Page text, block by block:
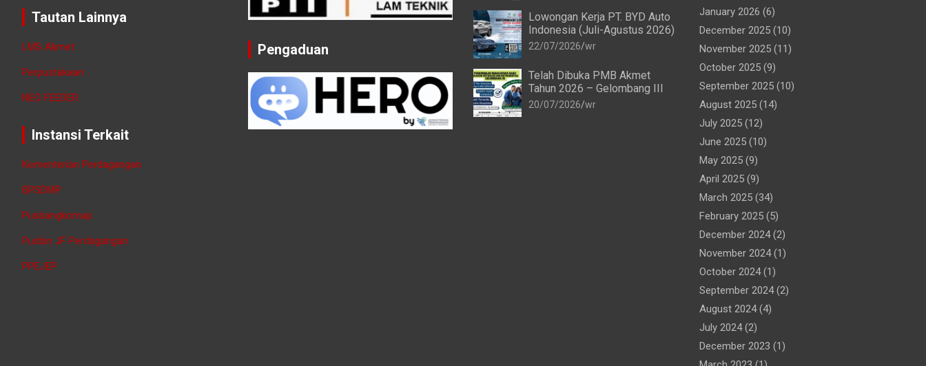
Tautan Lainnya
LMS Akmet
Perpustakaan
NEO FEEDER
Instansi Terkait
Kementerian Perdagangan
BPSDMP
Pusbangkomap
Pusbin JF Perdagangan
PPEJEP
Pengaduan
(APAR)
Lowongan Kerja PT. BYD Auto
Indonesia (Juli-Agustus 2026)
22/07/2026 wr
Telah Dibuka PMB Akmet
Tahun 2026 – Gelombang III
20/07/2026 wr
January 2026 (6)
December 2025(10)
November 2025(11)
October 2025(9)
September 2025(10)
August 2025(14)
July 2025(12)
June 2025(10)
May 2025(9)
April 2025(9)
March 2025(34)
February 2025(5)
December 2024(2)
November 2024(1)
October 2024(1)
September 2024(2)
August 2024(4)
July 2024(2)
December 2023 (1)